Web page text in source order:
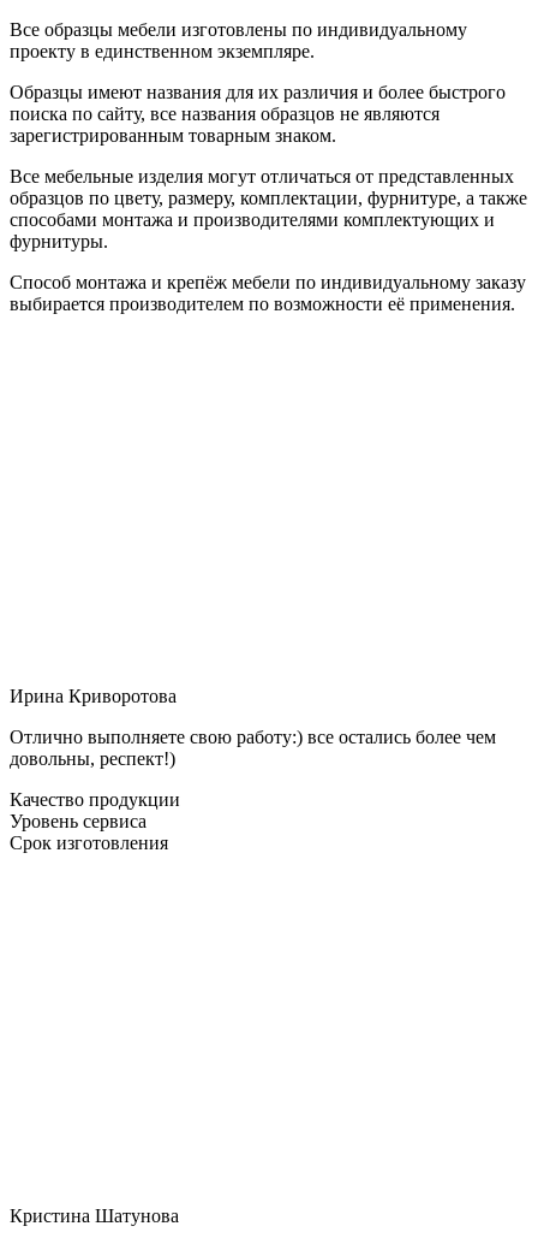
Все образцы мебели изготовлены по индивидуальному
проекту в единственном экземпляре.
Образцы имеют названия для их различия и более быстрого
поиска по сайту, все названия образцов не являются
зарегистрированным товарным знаком.
Все мебельные изделия могут отличаться от представленных
образцов по цвету, размеру, комплектации, фурнитуре, а также
способами монтажа и производителями комплектующих и
фурнитуры.
Способ монтажа и крепёж мебели по индивидуальному заказу
выбирается производителем по возможности её применения.
Ирина Криворотова
Отлично выполняете свою работу:) все остались более чем
довольны, респект!)
Качество продукции
Уровень сервиса
Срок изготовления
Кристина Шатунова